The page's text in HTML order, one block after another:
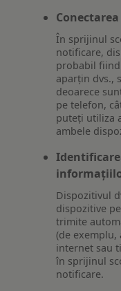
În sprijinul
notificare,
probabil fiind
aparțin dvs.,
deoarece
pe telefon,
puteți utiliza
ambele
Dispozitivul
dispozitive
trimite
(de exemplu,
internet sau
în sprijinul
notificare.